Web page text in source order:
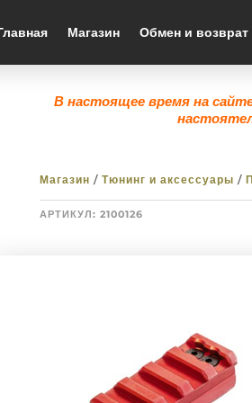
Магазин Обмен и возврат
В настоящее время на
Магазин / Тюнинг и аксессуары /
АРТИКУЛ: 2100126